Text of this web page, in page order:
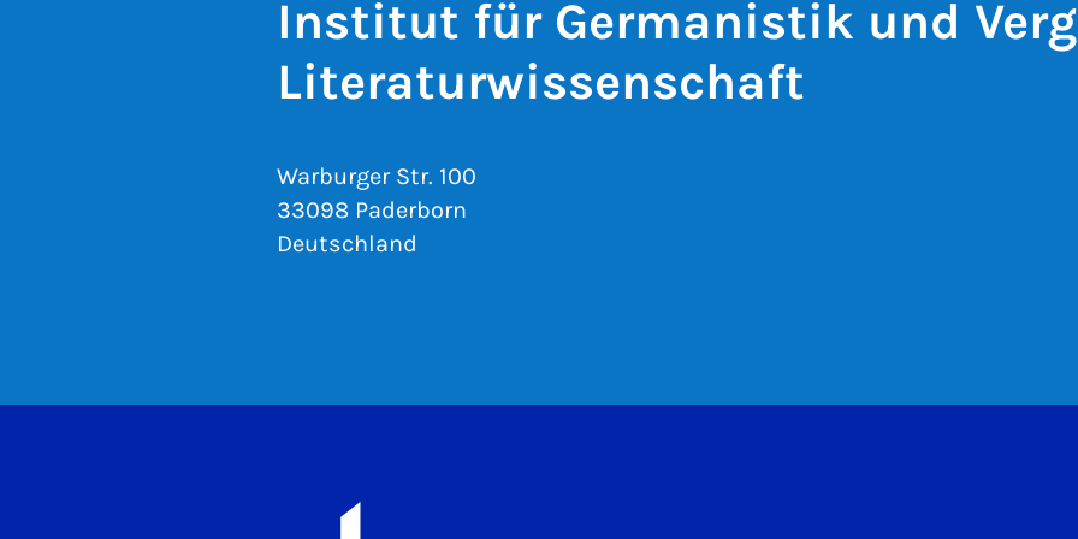
Institut für Germanistik und
Literaturwissenschaft
Warburger Str. 100
33098 Paderborn
Deutschland